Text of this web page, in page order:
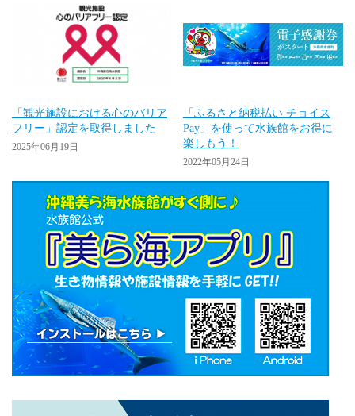
「観光施設における心のバリア
フリー」認定を取得しました
2025年06月19日
「ふるさと納税払い チョイス
Pay」を使って水族館をお得に
楽しもう！
2022年05月24日